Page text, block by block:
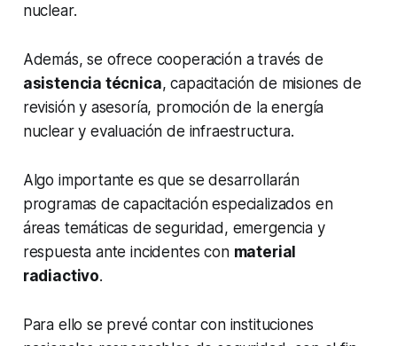
nuclear.
Además, se ofrece cooperación a través de
asistencia técnica, capacitación de misiones de
revisión y asesoría, promoción de la energía
nuclear y evaluación de infraestructura.
Algo importante es que se desarrollarán
programas de capacitación especializados en
áreas temáticas de seguridad, emergencia y
respuesta ante incidentes con material
radiactivo.
Para ello se prevé contar con instituciones